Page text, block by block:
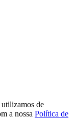
utilizamos de
a nossa Política de